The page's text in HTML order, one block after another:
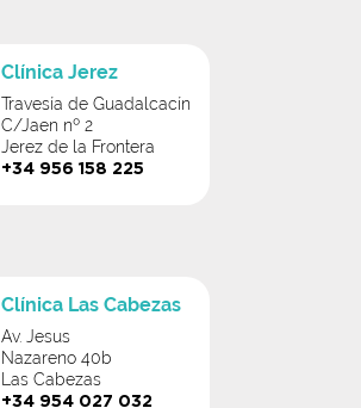
Clínica Jerez
Travesía de Guadalcacín
C/Jaen nº 2
Jerez de la Frontera
+34 956 158 225
Clínica Las Cabezas
Av. Jesus
Nazareno 40b
Las Cabezas
+34 954 027 032